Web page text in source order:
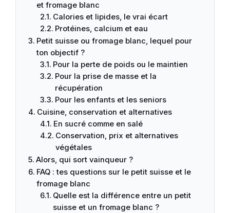
et fromage blanc
Calories et lipides, le vrai écart
Protéines, calcium et eau
Petit suisse ou fromage blanc, lequel pour
ton objectif ?
Pour la perte de poids ou le maintien
Pour la prise de masse et la
récupération
Pour les enfants et les seniors
Cuisine, conservation et alternatives
En sucré comme en salé
Conservation, prix et alternatives
végétales
Alors, qui sort vainqueur ?
FAQ : tes questions sur le petit suisse et le
fromage blanc
Quelle est la différence entre un petit
suisse et un fromage blanc ?